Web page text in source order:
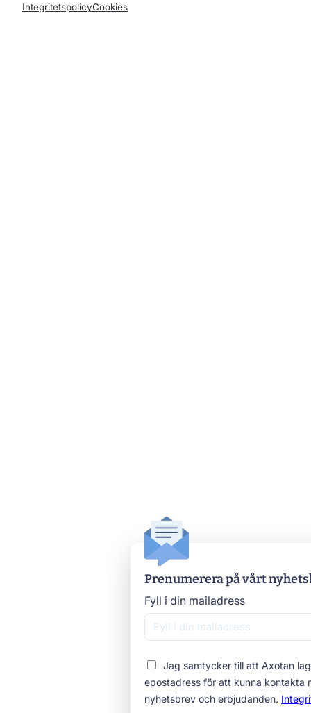
IntegritetspolicyCookies
Prenumerera på vårt
Fyll i din mailadress
Jag samtycker till att Axotan
epostadress för att kunna kontakta
nyhetsbrev och erbjudanden.